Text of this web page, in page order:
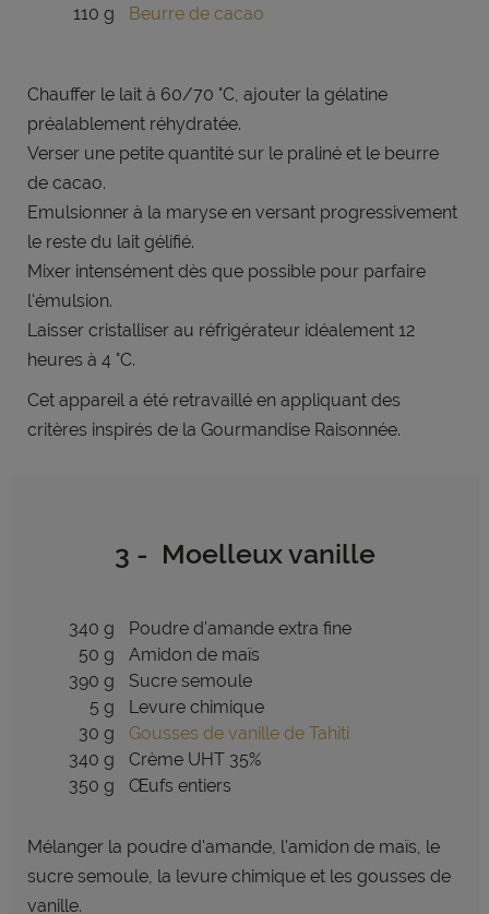
110 g
Beurre de cacao
Chauffer le lait à 60/70 °C, ajouter la gélatine
préalablement réhydratée.
Verser une petite quantité sur le praliné et le beurre
de cacao.
Emulsionner à la maryse en versant progressivement
le reste du lait gélifié.
Mixer intensément dès que possible pour parfaire
l'émulsion.
Laisser cristalliser au réfrigérateur idéalement 12
heures à 4 °C.
Cet appareil a été retravaillé en appliquant des
critères inspirés de la Gourmandise Raisonnée.
3 - Moelleux vanille
340 g
Poudre d'amande extra fine
50 g
Amidon de maïs
390 g
Sucre semoule
5 g
Levure chimique
30 g
Gousses de vanille de Tahiti
340 g
Crème UHT 35%
350 g
Œufs entiers
Mélanger la poudre d'amande, l'amidon de maïs, le
sucre semoule, la levure chimique et les gousses de
vanille.